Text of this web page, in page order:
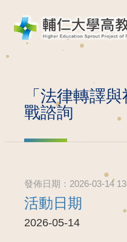
「法律轉譯
戰諮詢
發佈日期：2026-03-14
活動日期
2026-05-14